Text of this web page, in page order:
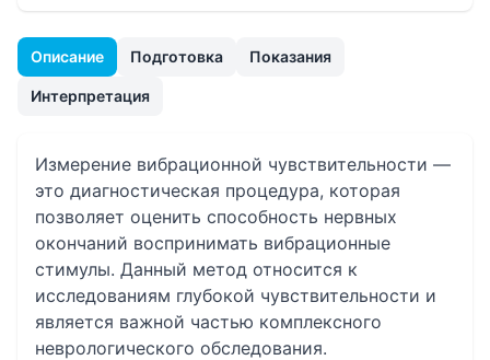
Описание Подготовка Показания
Интерпретация
Измерение вибрационной чувствительности —
это диагностическая процедура, которая
позволяет оценить способность нервных
окончаний воспринимать вибрационные
стимулы. Данный метод относится к
исследованиям глубокой чувствительности и
является важной частью комплексного
неврологического обследования.